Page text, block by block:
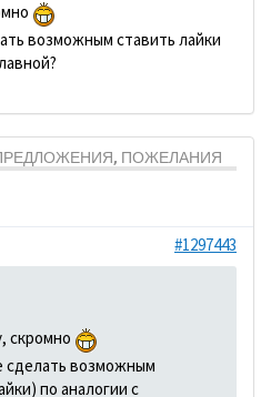
возможным ставить лайки
ПОЖЕЛАНИЯ
#1297443
скромно
сделать возможным
по аналогии с